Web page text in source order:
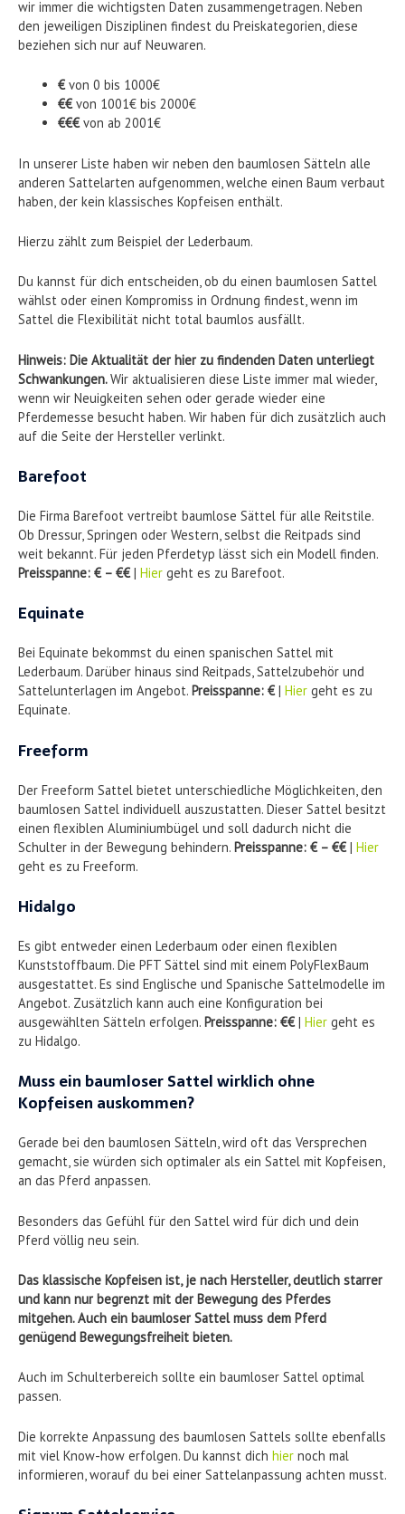
wir immer die wichtigsten Daten zusammengetragen. Neben
den jeweiligen Disziplinen findest du Preiskategorien, diese
beziehen sich nur auf Neuwaren.
€von 0 bis 1000€
€€von 1001€ bis 2000€
€€€von ab 2001€
In unserer Liste haben wir neben den baumlosen Sätteln alle
anderen Sattelarten aufgenommen, welche einen Baum verbaut
haben, der kein klassisches Kopfeisen enthält.
Hierzu zählt zum Beispiel der Lederbaum.
Du kannst für dich entscheiden, ob du einen baumlosen Sattel
wählst oder einen Kompromiss in Ordnung findest, wenn im
Sattel die Flexibilität nicht total baumlos ausfällt.
Hinweis: Die Aktualität der hier zu findenden Daten unterliegt
Schwankungen.Wir aktualisieren diese Liste immer mal wieder,
wenn wir Neuigkeiten sehen oder gerade wieder eine
Pferdemesse besucht haben. Wir haben für dich zusätzlich auch
auf die Seite der Hersteller verlinkt.
Barefoot
Die Firma Barefoot vertreibt baumlose Sättel für alle Reitstile.
Ob Dressur, Springen oder Western, selbst die Reitpads sind
weit bekannt. Für jeden Pferdetyp lässt sich ein Modell finden.
Preisspanne: € – €€| Hier geht es zu Barefoot.
Equinate
Bei Equinate bekommst du einen spanischen Sattel mit
Lederbaum. Darüber hinaus sind Reitpads, Sattelzubehör und
Sattelunterlagen im Angebot. Preisspanne: €| Hier geht es zu
Equinate.
Freeform
Der Freeform Sattel bietet unterschiedliche Möglichkeiten, den
baumlosen Sattel individuell auszustatten. Dieser Sattel besitzt
einen flexiblen Aluminiumbügel und soll dadurch nicht die
Schulter in der Bewegung behindern. Preisspanne: € – €€| Hier
geht es zu Freeform.
Hidalgo
Es gibt entweder einen Lederbaum oder einen flexiblen
Kunststoffbaum. Die PFT Sättel sind mit einem PolyFlexBaum
ausgestattet. Es sind Englische und Spanische Sattelmodelle im
Angebot. Zusätzlich kann auch eine Konfiguration bei
ausgewählten Sätteln erfolgen. Preisspanne: €€| Hier geht es
zu Hidalgo.
Muss ein baumloser Sattel wirklich ohne
Kopfeisen auskommen?
Gerade bei den baumlosen Sätteln, wird oft das Versprechen
gemacht, sie würden sich optimaler als ein Sattel mit Kopfeisen,
an das Pferd anpassen.
Besonders das Gefühl für den Sattel wird für dich und dein
Pferd völlig neu sein.
Das klassische Kopfeisen ist, je nach Hersteller, deutlich starrer
und kann nur begrenzt mit der Bewegung des Pferdes
mitgehen. Auch ein baumloser Sattel muss dem Pferd
genügend Bewegungsfreiheit bieten.
Auch im Schulterbereich sollte ein baumloser Sattel optimal
passen.
Die korrekte Anpassung des baumlosen Sattels sollte ebenfalls
mit viel Know-how erfolgen. Du kannst dich hier noch mal
informieren, worauf du bei einer Sattelanpassung achten musst.